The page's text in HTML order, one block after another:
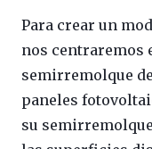
Para crear un
nos centraremos
semirremolque
paneles
su